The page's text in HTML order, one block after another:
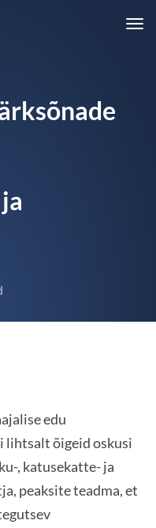
edu
lihtsalt õigeid oskusi
, katusekatte- ja
peaksite teadma, et